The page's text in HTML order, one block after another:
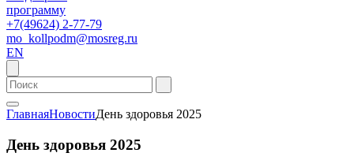
программу
+7(49624) 2-77-79
mo_kollpodm@mosreg.ru
EN
ГлавнаяНовостиДень здоровья 2025
День здоровья 2025